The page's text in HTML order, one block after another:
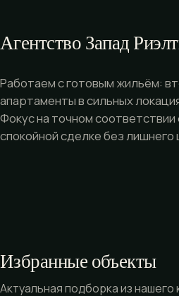
Агентство Запад
Работаем с готовым жильём:
апартаменты в сильных
Фокус на точном соответствии
спокойной сделке без лишнего
Избранные объекты
Актуальная подборка из нашего